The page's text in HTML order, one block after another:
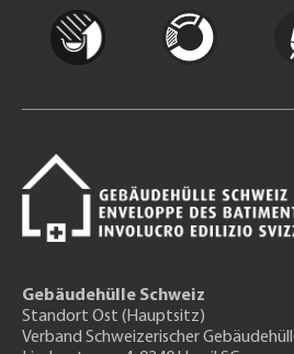
Gebäudehülle Schweiz
Standort Ost (Hauptsitz)
Verband Schweizerischer